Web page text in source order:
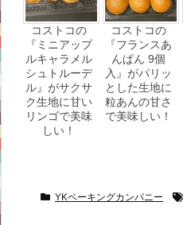
コストコの
『ミニアップ
ルキャラメル
シュトルーデ
ル』がサクサ
ク生地に甘い
リンゴで美味
しい！
コストコの
『フランスあ
んぱん 9個
入』がパリッ
とした生地に
粒あんの甘さ
で美味しい！
YKベーキングカンパニー